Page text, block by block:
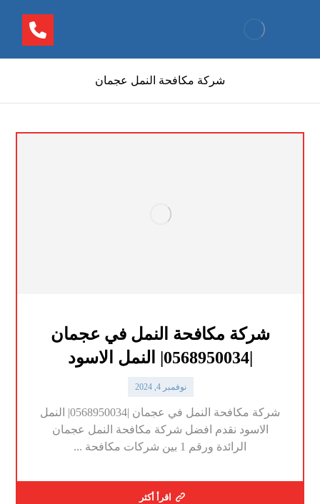
شركة مكافحة النمل عجمان
شركة مكافحة النمل في عجمان
|0568950034| النمل الاسود
نوفمبر 4, 2024
شركة مكافحة النمل في عجمان |0568950034| النمل
الاسود نقدم افضل شركة مكافحة النمل عجمان
الرائدة ورقم 1 بين شركات مكافحة ...
اقرأ أكثر